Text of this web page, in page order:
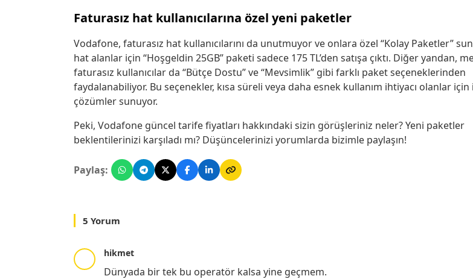
Faturasız hat kullanıcılarına özel yeni paketler
Vodafone, faturasız hat kullanıcılarını da unutmuyor ve onlara özel “Kolay Paketler”
hat alanlar için “Hoşgeldin 25GB” paketi sadece 175 TL’den satışa çıktı. Diğer yandan,
faturasız kullanıcılar da “Bütçe Dostu” ve “Mevsimlik” gibi farklı paket seçeneklerinden
faydalanabiliyor. Bu seçenekler, kısa süreli veya daha esnek kullanım ihtiyacı olanlar için
çözümler sunuyor.
Peki, Vodafone güncel tarife fiyatları hakkındaki sizin görüşleriniz neler? Yeni paketler
beklentilerinizi karşıladı mı? Düşüncelerinizi yorumlarda bizimle paylaşın!
Paylaş:
5 Yorum
hikmet
Dünyada bir tek bu operatör kalsa yine geçmem.